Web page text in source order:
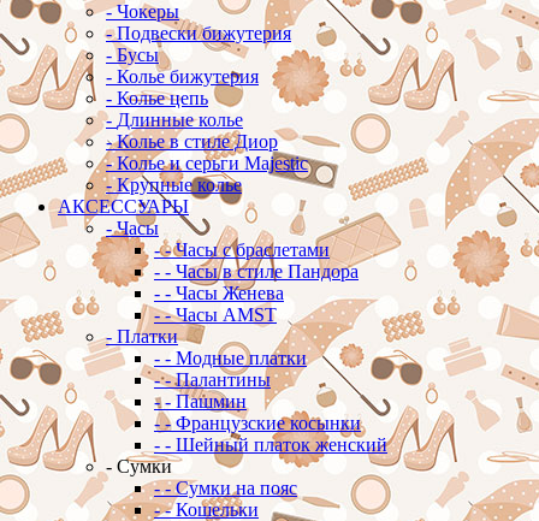
-Чокеры
-Подвески бижутерия
-Бусы
- Колье бижутерия
- Колье цепь
- Длинные колье
-Колье в стиле Диор
-Колье и серьги Majestic
-Крупные колье
АКСЕССУАРЫ
-Часы
--Часы с браслетами
- - Часы в стиле Пандора
- - Часы Женева
--Часы AMST
- Платки
- - Модные платки
--Палантины
-- Пашмин
- -Французские косынки
- - Шейный платок женский
- Сумки
--Сумки на пояс
--Кошельки